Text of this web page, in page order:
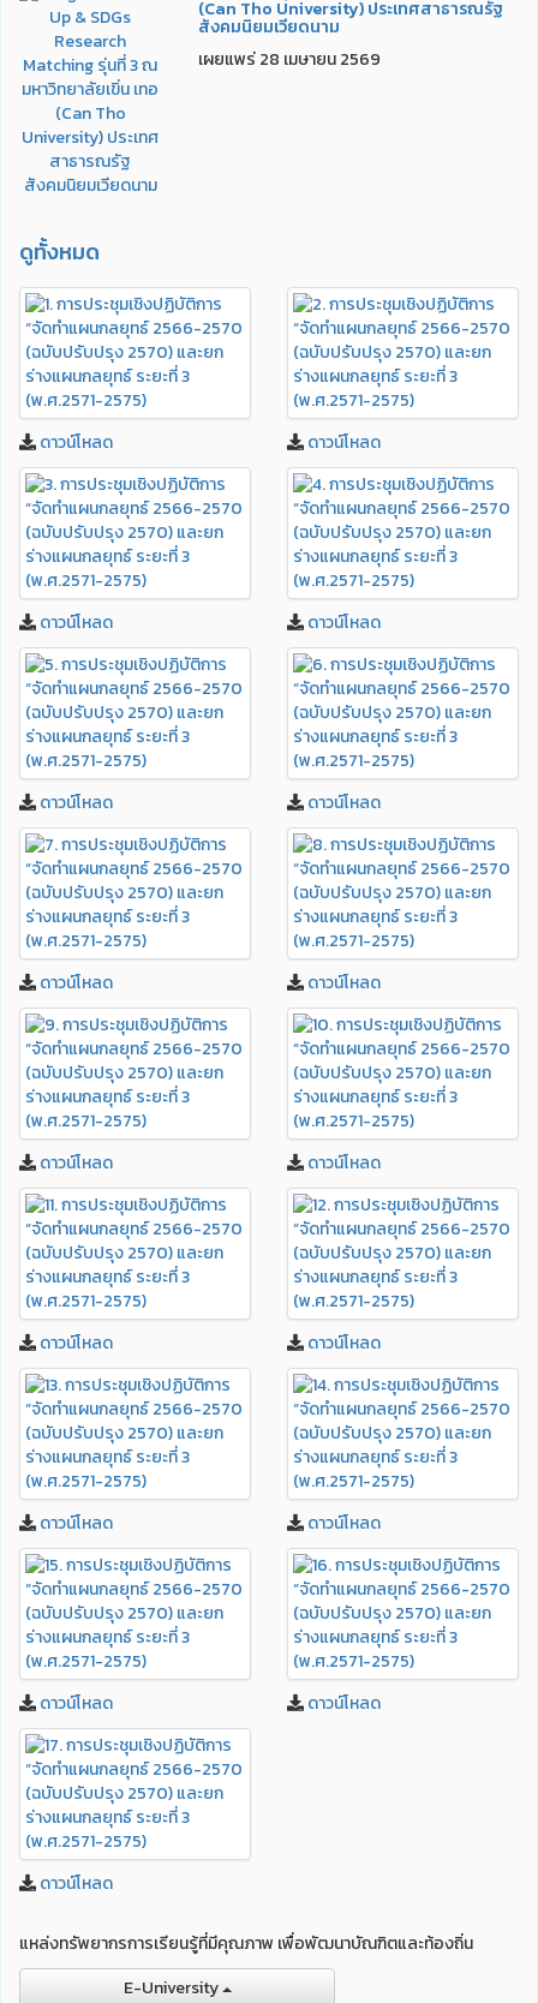
(Can Tho University) ประเทศสาธารณรัฐ
สังคมนิยมเวียดนาม
เผยแพร่ 28 เมษายน 2569
ดูทั้งหมด
ดาวน์โหลด ดาวน์โหลด
ดาวน์โหลด ดาวน์โหลด
ดาวน์โหลด ดาวน์โหลด
ดาวน์โหลด ดาวน์โหลด
ดาวน์โหลด ดาวน์โหลด
ดาวน์โหลด ดาวน์โหลด
ดาวน์โหลด ดาวน์โหลด
ดาวน์โหลด ดาวน์โหลด
ดาวน์โหลด
แหล่งทรัพยากรการเรียนรู้ที่มีคุณภาพ เพื่อพัฒนาบัณฑิตและท้องถิ่น
E-University